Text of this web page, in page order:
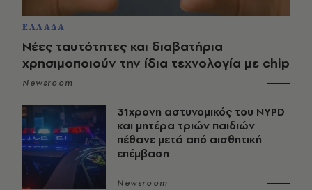
ΕΛΛΑΔΑ
Νέες ταυτότητες και διαβατήρια
χρησιμοποιούν την ίδια τεχνολογία με chip
Newsroom
31χρονη αστυνομικός του NYPD
και μητέρα τριών παιδιών
πέθανε μετά από αισθητική
επέμβαση
Newsroom